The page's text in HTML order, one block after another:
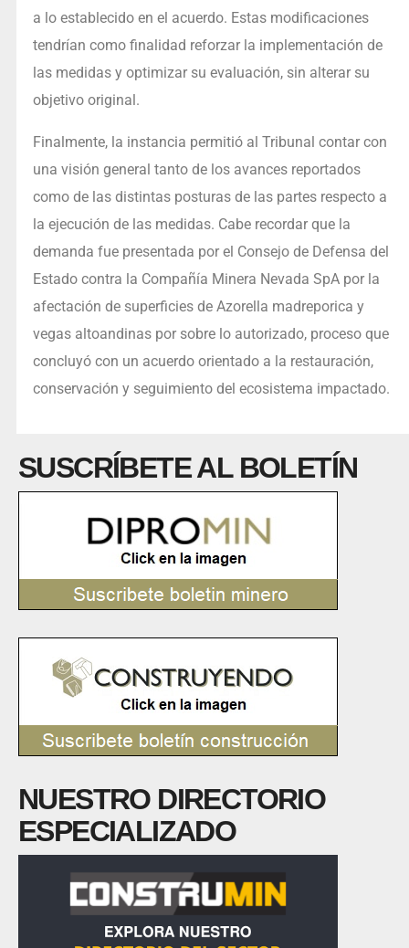
a lo establecido en el acuerdo. Estas modificaciones
tendrían como finalidad reforzar la implementación de
las medidas y optimizar su evaluación, sin alterar su
objetivo original.
Finalmente, la instancia permitió al Tribunal contar con
una visión general tanto de los avances reportados
como de las distintas posturas de las partes respecto a
la ejecución de las medidas. Cabe recordar que la
demanda fue presentada por el Consejo de Defensa del
Estado contra la Compañía Minera Nevada SpA por la
afectación de superficies de Azorella madreporica y
vegas altoandinas por sobre lo autorizado, proceso que
concluyó con un acuerdo orientado a la restauración,
conservación y seguimiento del ecosistema impactado.
SUSCRÍBETE AL BOLETÍN
NUESTRO DIRECTORIO
ESPECIALIZADO